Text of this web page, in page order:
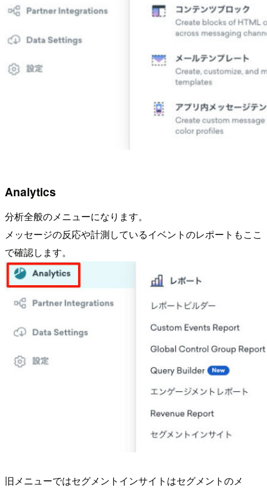
Analytics
分析全般のメニューになります。
メッセージの反応や計測しているイベントのレポートもここ
で確認します。
旧メニューではセグメントインサイトはセグメントのメ